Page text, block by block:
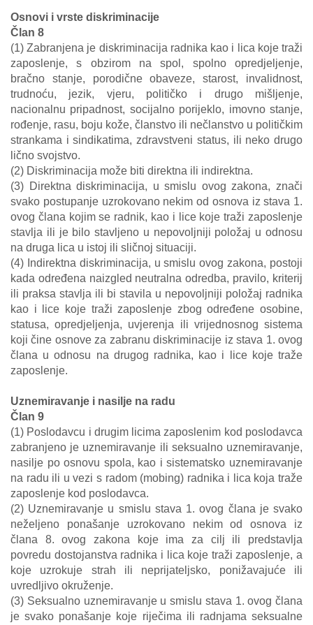
Osnovi i vrste diskriminacije
Član 8
(1) Zabranjena je diskriminacija radnika kao i lica koje traži
zaposlenje, s obzirom na spol, spolno opredjeljenje,
bračno stanje, porodične obaveze, starost, invalidnost,
trudnoću, jezik, vjeru, političko i drugo mišljenje,
nacionalnu pripadnost, socijalno porijeklo, imovno stanje,
rođenje, rasu, boju kože, članstvo ili nečlanstvo u političkim
strankama i sindikatima, zdravstveni status, ili neko drugo
lično svojstvo.
(2) Diskriminacija može biti direktna ili indirektna.
(3) Direktna diskriminacija, u smislu ovog zakona, znači
svako postupanje uzrokovano nekim od osnova iz stava 1.
ovog člana kojim se radnik, kao i lice koje traži zaposlenje
stavlja ili je bilo stavljeno u nepovoljniji položaj u odnosu
na druga lica u istoj ili sličnoj situaciji.
(4) Indirektna diskriminacija, u smislu ovog zakona, postoji
kada određena naizgled neutralna odredba, pravilo, kriterij
ili praksa stavlja ili bi stavila u nepovoljniji položaj radnika
kao i lice koje traži zaposlenje zbog određene osobine,
statusa, opredjeljenja, uvjerenja ili vrijednosnog sistema
koji čine osnove za zabranu diskriminacije iz stava 1. ovog
člana u odnosu na drugog radnika, kao i lice koje traže
zaposlenje.
Uznemiravanje i nasilje na radu
Član 9
(1) Poslodavcu i drugim licima zaposlenim kod poslodavca
zabranjeno je uznemiravanje ili seksualno uznemiravanje,
nasilje po osnovu spola, kao i sistematsko uznemiravanje
na radu ili u vezi s radom (mobing) radnika i lica koja traže
zaposlenje kod poslodavca.
(2) Uznemiravanje u smislu stava 1. ovog člana je svako
neželjeno ponašanje uzrokovano nekim od osnova iz
člana 8. ovog zakona koje ima za cilj ili predstavlja
povredu dostojanstva radnika i lica koje traži zaposlenje, a
koje uzrokuje strah ili neprijateljsko, ponižavajuće ili
uvredljivo okruženje.
(3) Seksualno uznemiravanje u smislu stava 1. ovog člana
je svako ponašanje koje riječima ili radnjama seksualne